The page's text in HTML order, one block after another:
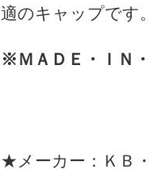
適のキャップです
※ＭＡＤＥ・ＩＮ
★メーカー：ＫＢ